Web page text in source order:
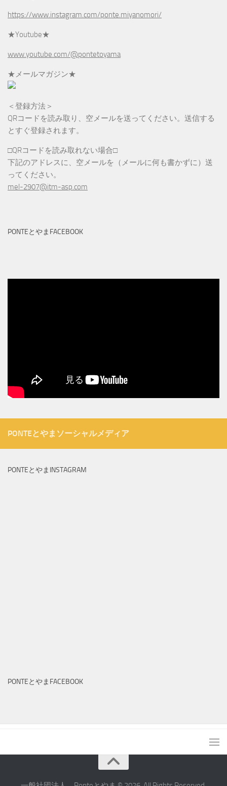
https://www.instagram.com/ponte.miyanomori/
★Youtube★
www.youtube.com/@pontetoyama
★メールマガジン★
＜登録方法＞
QRコードを読み取り、空メールを送ってください。送信する
とすぐ登録されます。
□QRコードを読み取れない場合□
下記のアドレスに、空メールを（メールに何も書かずに）送
ってください。
mel-2907@itm-asp.com
PONTEとやまFACEBOOK
PONTEとやまソーシャルメディア
PONTEとやまINSTAGRAM
PONTEとやまFACEBOOK